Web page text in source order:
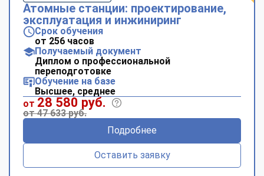
Атомные станции: проектирование,
эксплуатация и инжиниринг
Срок обучения
от 256 часов
Получаемый документ
Диплом о профессиональной
переподготовке
Обучение на базе
Высшее, среднее
от 28 580 руб.
от 47 633 руб.
Подробнее
Оставить заявку
ChatApp
online
Мессенджеры
Свяжитесь с нами через любой удобный мессенджер!